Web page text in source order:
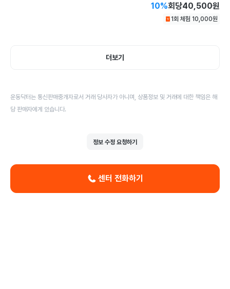
10%회당40,500원
1회 체험 10,000원
더보기
운동닥터는 통신판매중개자로서 거래 당사자가 아니며, 상품정보 및 거래에 대한 책임은 해
당 판매자에게 있습니다.
정보 수정 요청하기
센터 전화하기